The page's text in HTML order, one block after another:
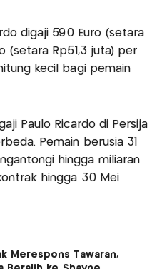
digaji 590 Euro (setara
(setara Rp51,3 juta) per
kecil bagi pemain
Paulo Ricardo di Persija
Pemain berusia 31
hingga miliaran
hingga 30 Mei
Merespons Tawaran,